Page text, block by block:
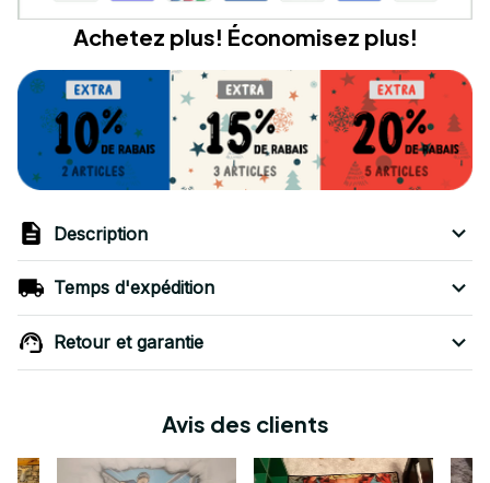
Achetez plus! Économisez plus!
Description
Temps d'expédition
Retour et garantie
Avis des clients